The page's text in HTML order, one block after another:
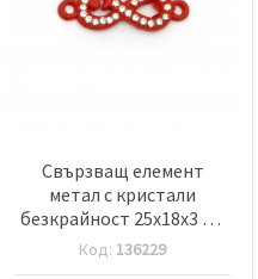
Свързващ елемент
метал с кристали
безкрайност 25x18x3 мм
дупка 1.5 мм червен-2
броя
Код: 136229